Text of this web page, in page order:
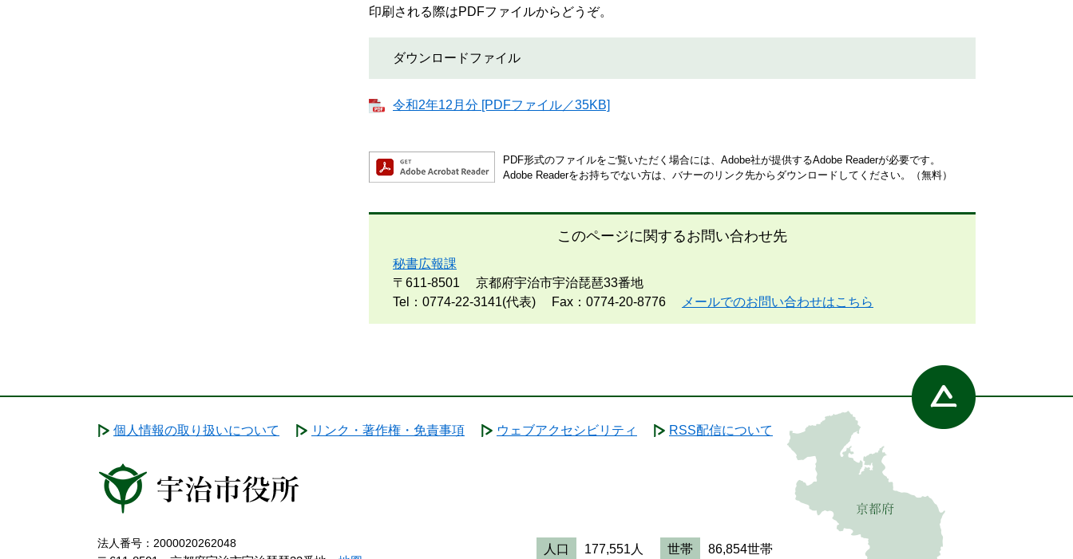
印刷される際はPDFファイルからどうぞ。
ダウンロードファイル
令和2年12月分 [PDFファイル／35KB]
PDF形式のファイルをご覧いただく場合には、Adobe社が提供するAdobe Readerが必要です。
Adobe Readerをお持ちでない方は、バナーのリンク先からダウンロードしてください。（無料）
このページに関するお問い合わせ先
秘書広報課
〒611-8501
京都府宇治市宇治琵琶33番地
Tel：0774-22-3141(代表)
Fax：0774-20-8776 メールでのお問い合わせはこちら
個人情報の取り扱いについて リンク・著作権・免責事項 ウェブアクセシビリティ RSS配信について
法人番号：2000020262048 人口 177,551人 世帯 86,854世帯